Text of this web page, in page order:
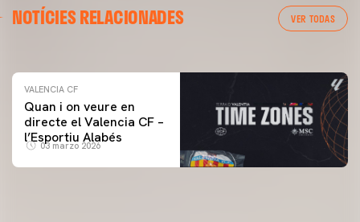
NOTÍCIES RELACIONADES VER TODAS
ENTRENAMENT DEL VALENCIA CF 04/03/26
VALENCIA CF
Quan i on veure en
directe el Valencia CF –
l’Esportiu Alabés
03 marzo 2026